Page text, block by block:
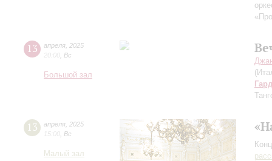
13 апреля 2025
20:00 Вс
Большой зал
13 апреля 2025
15:00 Вс
Малый зал